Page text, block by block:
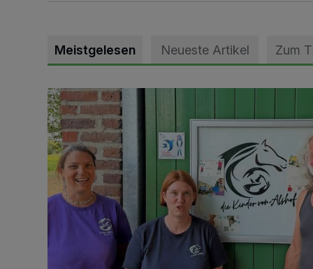
Meistgelesen Neueste Artikel Zum
Vorbildlicher Einsatz für den Artenschutz gewürdigt